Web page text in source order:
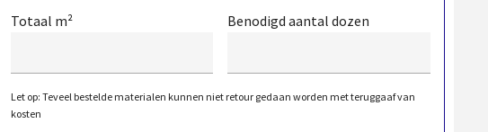
Totaal m² Benodigd aantal dozen
Let op: Teveel bestelde materialen kunnen niet retour gedaan worden met teruggaaf van
kosten